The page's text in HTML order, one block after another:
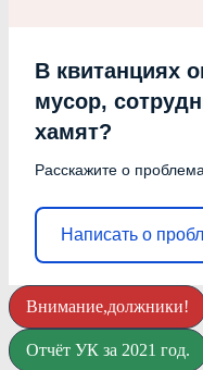
В квитанциях
мусор,
хамят?
Расскажите о
Написать о
Внимание,должники!
Отчёт УК за 2021 год.